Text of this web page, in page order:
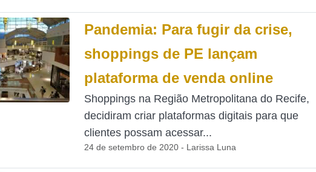
Pandemia: Para fugir da crise,
shoppings de PE lançam
plataforma de venda online
Shoppings na Região Metropolitana do Recife,
decidiram criar plataformas digitais para que
clientes possam acessar...
24 de setembro de 2020 - Larissa Luna